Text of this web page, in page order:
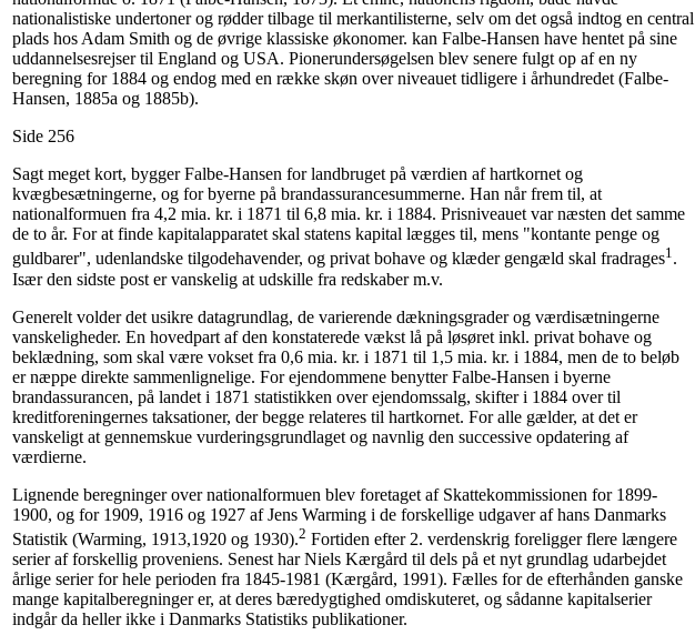
nationalistiske undertoner og rødder tilbage til merkantilisterne, selv om det også indtog en central
plads hos Adam Smith og de øvrige klassiske økonomer. kan Falbe-Hansen have hentet på sine
uddannelsesrejser til England og USA. Pionerundersøgelsen blev senere fulgt op af en ny
beregning for 1884 og endog med en række skøn over niveauet tidligere i århundredet (Falbe-
Hansen, 1885a og 1885b).
Side 256
Sagt meget kort, bygger Falbe-Hansen for landbruget på værdien af hartkornet og
kvægbesætningerne, og for byerne på brandassurancesummerne. Han når frem til, at
nationalformuen fra 4,2 mia. kr. i 1871 til 6,8 mia. kr. i 1884. Prisniveauet var næsten det samme
de to år. For at finde kapitalapparatet skal statens kapital lægges til, mens "kontante penge og
guldbarer", udenlandske tilgodehavender, og privat bohave og klæder gengæld skal fradrages1.
Især den sidste post er vanskelig at udskille fra redskaber m.v.
Generelt volder det usikre datagrundlag, de varierende dækningsgrader og værdisætningerne
vanskeligheder. En hovedpart af den konstaterede vækst lå på løsøret inkl. privat bohave og
beklædning, som skal være vokset fra 0,6 mia. kr. i 1871 til 1,5 mia. kr. i 1884, men de to beløb
er næppe direkte sammenlignelige. For ejendommene benytter Falbe-Hansen i byerne
brandassurancen, på landet i 1871 statistikken over ejendomssalg, skifter i 1884 over til
kreditforeningernes taksationer, der begge relateres til hartkornet. For alle gælder, at det er
vanskeligt at gennemskue vurderingsgrundlaget og navnlig den successive opdatering af
værdierne.
Lignende beregninger over nationalformuen blev foretaget af Skattekommissionen for 1899-
1900, og for 1909, 1916 og 1927 af Jens Warming i de forskellige udgaver af hans Danmarks
Statistik (Warming, 1913,1920 og 1930).2 Fortiden efter 2. verdenskrig foreligger flere længere
serier af forskellig proveniens. Senest har Niels Kærgård til dels på et nyt grundlag udarbejdet
årlige serier for hele perioden fra 1845-1981 (Kærgård, 1991). Fælles for de efterhånden ganske
mange kapitalberegninger er, at deres bæredygtighed omdiskuteret, og sådanne kapitalserier
indgår da heller ikke i Danmarks Statistiks publikationer.